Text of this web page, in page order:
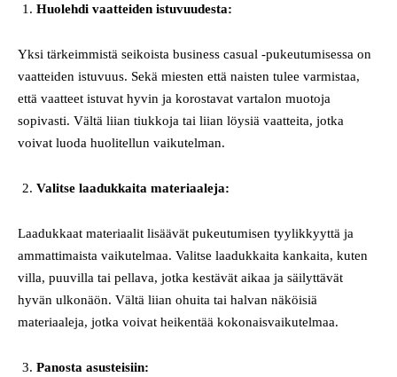
Huolehdi vaatteiden istuvuudesta:
Yksi tärkeimmistä seikoista business casual -pukeutumisessa on
vaatteiden istuvuus. Sekä miesten että naisten tulee varmistaa,
että vaatteet istuvat hyvin ja korostavat vartalon muotoja
sopivasti. Vältä liian tiukkoja tai liian löysiä vaatteita, jotka
voivat luoda huolitellun vaikutelman.
Valitse laadukkaita materiaaleja:
Laadukkaat materiaalit lisäävät pukeutumisen tyylikkyyttä ja
ammattimaista vaikutelmaa. Valitse laadukkaita kankaita, kuten
villa, puuvilla tai pellava, jotka kestävät aikaa ja säilyttävät
hyvän ulkonäön. Vältä liian ohuita tai halvan näköisiä
materiaaleja, jotka voivat heikentää kokonaisvaikutelmaa.
Panosta asusteisiin: